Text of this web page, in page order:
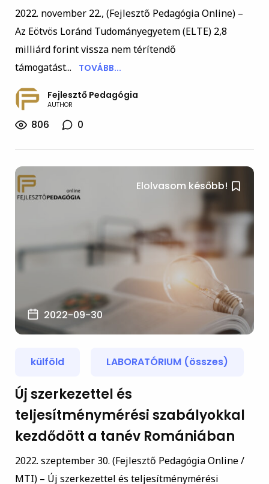
2022. november 22., (Fejlesztő Pedagógia Online) –
Az Eötvös Loránd Tudományegyetem (ELTE) 2,8
milliárd forint vissza nem térítendő
támogatást...
TOVÁBB...
Fejlesztő Pedagógia
AUTHOR
806 0
Elolvasom később!
2022-09-30
külföld LABORATÓRIUM (összes)
Új szerkezettel és
teljesítménymérési szabályokkal
kezdődött a tanév Romániában
2022. szeptember 30. (Fejlesztő Pedagógia Online /
MTI) – Új szerkezettel és teljesítménymérési